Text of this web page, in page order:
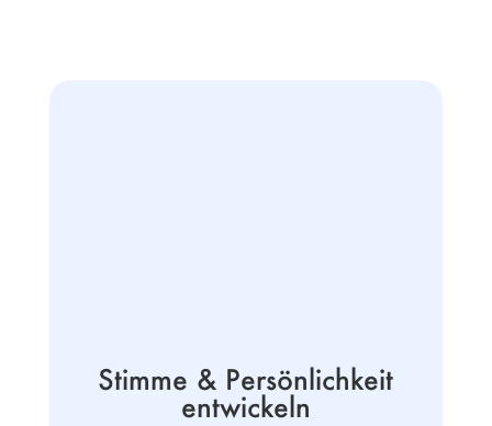
Stimme & Persönlichkeit
entwickeln